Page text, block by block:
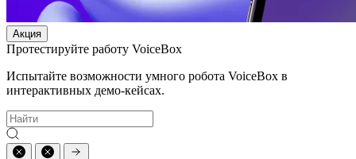
Акция
Протестируйте работу VoiceBox
Испытайте возможности умного робота VoiceBox в
интерактивных демо-кейсах.